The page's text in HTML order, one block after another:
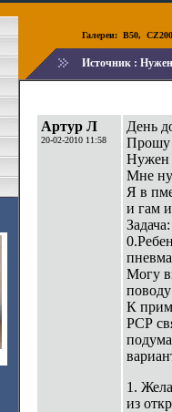
Галереи: B50, CZ200
Источник : Нужен
Артур Л
20-02-2010 11:58
День
Прошу
Нужен
Мне
Я в
и гам
Задача:
Могу
К
РСР
1.
из